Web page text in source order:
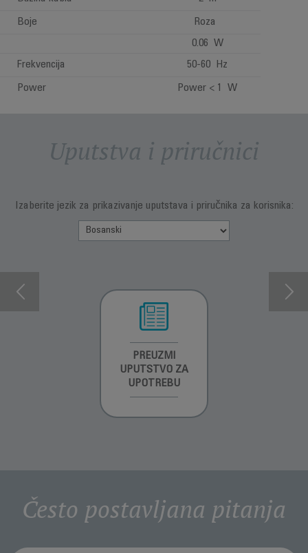
Boje
Roza
0.06 W
Frekvencija
50-60 Hz
Power Power < 1 W
Uputstva i priručnici
Izaberite jezik za prikazivanje uputstava i priručnika za korisnika:
PREUZMI
UPUTSTVO ZA
UPOTREBU
Često postavljana pitanja